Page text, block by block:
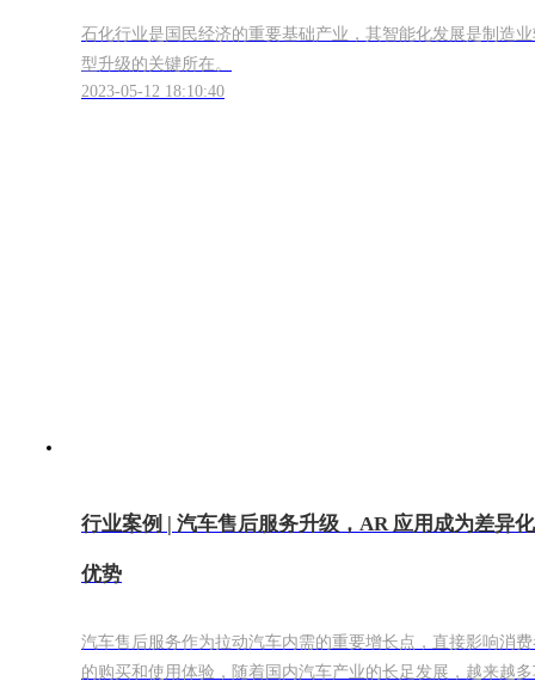
石化行业是国民经济的重要基础产业，其智能化发展是制造
型升级的关键所在。
2023-05-12 18:10:40
行业案例 | 汽车售后服务升级，AR 应用成为差异化
优势
汽车售后服务作为拉动汽车内需的重要增长点，直接影响消
的购买和使用体验，随着国内汽车产业的长足发展，越来越